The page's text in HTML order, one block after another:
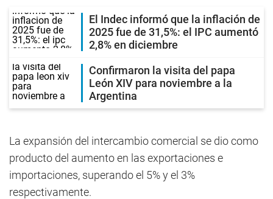
El Indec informó que la inflación de
2025 fue de 31,5%: el IPC aumentó
2,8% en diciembre
Confirmaron la visita del papa
León XIV para noviembre a la
Argentina
La expansión del intercambio comercial se dio como
producto del aumento en las exportaciones e
importaciones, superando el 5% y el 3%
respectivamente.